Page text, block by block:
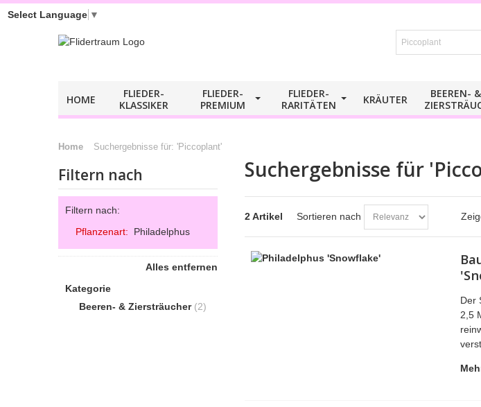
Select Language ▼
HOME
FLIEDER-
KLASSIKER
FLIEDER-​
PREMIUM
FLIEDER-
RARITÄTEN
KRÄUTER
BEEREN- &
Home Suchergebnisse für: 'Piccoplant'
Suchergebnisse für
2 Artikel Sortieren nach
Der
2,5
Filtern nach
Filtern nach:
Pflanzenart:
Philadelphus
Alles entfernen
Kategorie
Beeren- & Ziersträucher(2)